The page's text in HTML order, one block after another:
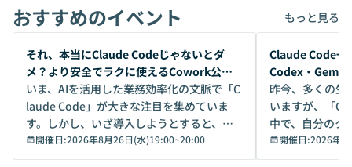
おすすめのイベント もっと見る
開催前
それ、本当にClaude Codeじゃないとダ
メ？より安全でラクに使えるCowork公開
デモ
いま、AIを活用した業務効率化の文脈で「C
laude Code」が大きな注目を集めていま
す。しかし、いざ導入しようとすると、セ
キュリティ面の懸念や権限管理のハードル
から、気軽に使えないケースも多いのでは
開催日:2026年8月26日(水)19:00~20:00
開催前
Claude Code一
Codex・
昨今、多くの生
いますが、「
中で、自分のタ
いいのか」を自
か？ 「なんとなく誰かが良いと言っていた
開催日:2026年8